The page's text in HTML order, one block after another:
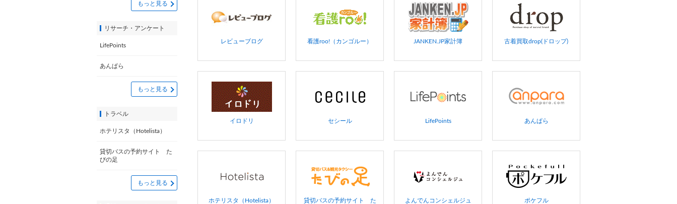
もっと見る
リサーチ・アンケート
LifePoints
あんぱら
もっと見る
トラベル
ホテリスタ（Hotelista）
貸切バスの予約サイト た
びの足
もっと見る
レビューブログ 看護roo!（カンゴルー） JANKEN.JP家計簿 古着買取drop(ドロップ)
イロドリ セシール LifePoints あんぱら
ホテリスタ（Hotelista）
貸切バスの予約サイト た
よんでんコンシェルジュ ポケフル